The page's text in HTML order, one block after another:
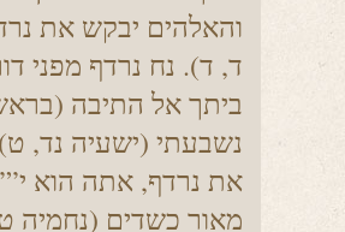
והאלהים יבקש את
ד, ד). נח נרדף מפני
ביתך אל התיבה
נשבעתי (ישעיה נד,
את נרדף, אתה הוא
מאור כשדים (נחמיה